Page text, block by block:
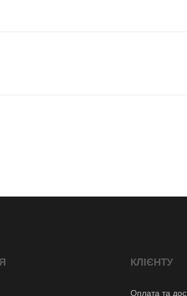
КЛІЄНТУ
Оплата та